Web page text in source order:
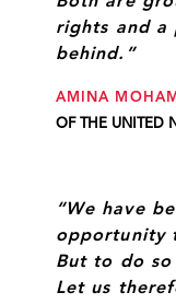
rights and a
behind.”
AMINA
OF THE UNITED
“We have
opportunity
But to do
Let us